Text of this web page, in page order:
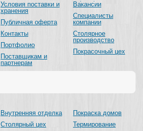
Условия поставки и
хранения
Публичная оферта
Контакты
Портфолио
Поставщикам и
партнерам
Вакансии
Специалисты
компании
Столярное
производство
Покрасочный цех
Внутренняя отделка
Столярный цех
Покраска домов
Термирование